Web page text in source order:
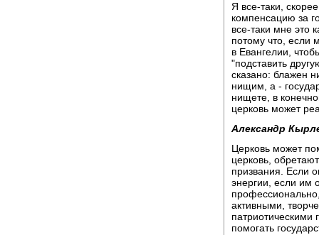
Я все-таки,
компенсацию за
все-таки мне это
потому что, если
в Евангелии,
"подставить
сказано: блажен
нищим, а -
нищете, в
церковь может
Александр
Церковь может
церковь,
призвания. Если
энергии, если им
активными,
помогать